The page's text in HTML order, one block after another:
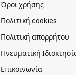
Όροι χρήσης
Πολιτική cookies
Πολιτική απορρήτου
Πνευματική
Επικοινωνία